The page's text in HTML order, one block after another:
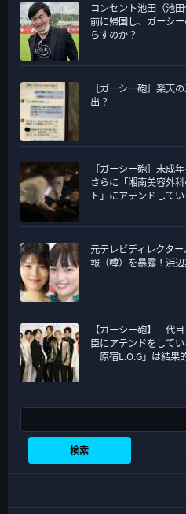
コンセント池田（池
前に帰国し、ガーシ
らすのか？
［ガーシー砲］楽天
出？
［ガーシー砲］未成
さらに「湘南美容外
ト」にアテンドして
元テレビディレクタ
報（噂）を暴露！浜
【ガーシー砲】三代
臣にアテンドをして
「原宿L.O.G」は結果
検索